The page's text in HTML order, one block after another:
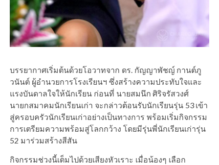
บรรยากาศเริ่มต้นด้วยโอวาทจาก ดร. กัญญาพัชญ์ กานต์ภู
วนันต์ ผู้อำนวยการโรงเรียนฯ ซึ่งสร้างความประทับใจและ
แรงบันดาลใจให้นักเรียน ก่อนที่ นายสมนึก ศิริจรัสวงศ์
นายกสมาคมนักเรียนเก่า จะกล่าวต้อนรับนักเรียนรุ่น 53 เข้า
สู่ครอบครัวนักเรียนเก่าอย่างเป็นทางการ พร้อมเริ่มกิจกรรม
การเตรียมความพร้อมสู่โลกกว้าง โดยมีรุ่นพี่นักเรียนเก่ารุ่น
52 มาร่วมสร้างสีสัน
กิจกรรมช่วงนี้เต็มไปด้วยเสียงหัวเราะ เมื่อน้องๆ เลือก